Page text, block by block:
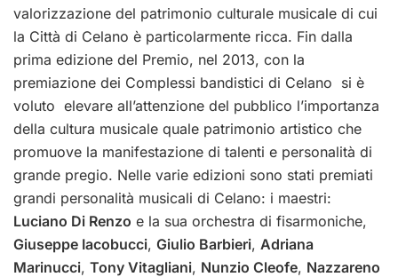
valorizzazione del patrimonio culturale musicale di cui
la Città di Celano è particolarmente ricca. Fin dalla
prima edizione del Premio, nel 2013, con la
premiazione dei Complessi bandistici di Celano si è
voluto elevare all’attenzione del pubblico l’importanza
della cultura musicale quale patrimonio artistico che
promuove la manifestazione di talenti e personalità di
grande pregio. Nelle varie edizioni sono stati premiati
grandi personalità musicali di Celano: i maestri:
Luciano Di Renzo e la sua orchestra di fisarmoniche,
Giuseppe Iacobucci, Giulio Barbieri, Adriana
Marinucci, Tony Vitagliani, Nunzio Cleofe, Nazzareno